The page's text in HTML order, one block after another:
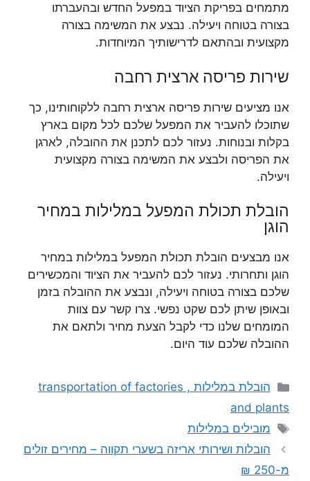
מתמחים בפריקת הציוד במפעל החדש ובהעברתו
בצורה בטוחה ויעילה. נבצע את המשימה בצורה
מקצועית ובהתאם לדרישותיך המיוחדות.
שירות פריסה ארצית רחבה
אנו מציעים שירות פריסה ארצית רחבה ללקוחותינו, כך
שתוכלו להעביר את המפעל שלכם לכל מקום בארץ
בקלות ובנוחות. נעזור לכם לתכנן את ההובלה, לארגן
את הפריסה ולבצע את המשימה בצורה מקצועית
ויעילה.
הובלת תכולת המפעל במלילות במחיר
הוגן
אנו מבצעים הובלת תכולת המפעל במלילות במחיר
הוגן ותחרותי. נעזור לכם להעביר את הציוד והמכשירים
שלכם בצורה בטוחה ויעילה, ונבצע את ההובלה בזמן
ובאופן שיתן לכם שקט נפשי. צרו קשר עם צוות
המומחים שלנו כדי לקבל הצעת מחיר ולתאם את
ההובלה שלכם עוד היום.
קטגוריות
הובלת במלילות , transportation of factories
and plants
תגיות
מובילים במלילות
הובלות ושירותי אריזה בשערי תקווה – מחירים זולים
מ-250 ₪